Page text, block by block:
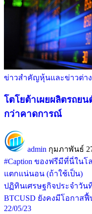
ข่าวสำคัญหุ้นและข่าวต่า
โตโยต้าเผยผลิตรถย
กว่าคาดการณ์
admin กุมภาพันธ์
#Caption ของฟรีมีที่นี่ใน
แตกแน่นอน (ถ้าใช้เป็น)
ปฏิทินเศรษฐกิจประจำวัน
BTCUSD ยังคงมีโอกาส
22/05/23